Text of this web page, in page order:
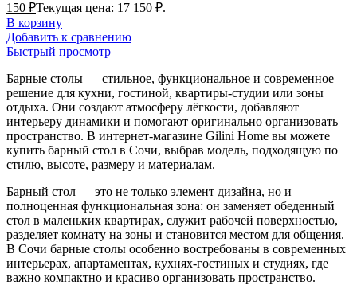
150 ₽Текущая цена: 17 150 ₽.
В корзину
Добавить к сравнению
Быстрый просмотр
Барные столы — стильное, функциональное и современное
решение для кухни, гостиной, квартиры-студии или зоны
отдыха. Они создают атмосферу лёгкости, добавляют
интерьеру динамики и помогают оригинально организовать
пространство. В интернет-магазине Gilini Home вы можете
купить барный стол в Сочи, выбрав модель, подходящую по
стилю, высоте, размеру и материалам.
Барный стол — это не только элемент дизайна, но и
полноценная функциональная зона: он заменяет обеденный
стол в маленьких квартирах, служит рабочей поверхностью,
разделяет комнату на зоны и становится местом для общения.
В Сочи барные столы особенно востребованы в современных
интерьерах, апартаментах, кухнях-гостиных и студиях, где
важно компактно и красиво организовать пространство.